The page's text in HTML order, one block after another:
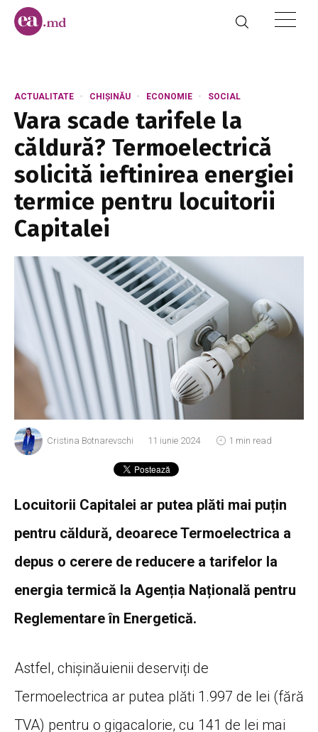
ACTUALITATE CHIȘINĂU ECONOMIE SOCIAL
Vara scade tarifele la
căldură? Termoelectrică
solicită ieftinirea energiei
termice pentru locuitorii
Capitalei
Cristina Botnarevschi 11 iunie 2024 1 min read
Locuitorii Capitalei ar putea plăti mai puțin
pentru căldură, deoarece Termoelectrica a
depus o cerere de reducere a tarifelor la
energia termică la Agenția Națională pentru
Reglementare în Energetică.
Astfel, chișinăuienii deserviți de
Termoelectrica ar putea plăti 1.997 de lei (fără
TVA) pentru o gigacalorie, cu 141 de lei mai